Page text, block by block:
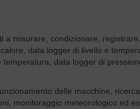
misurare, condizionare,
data logger di livello e
data logger di
delle macchine,
monitoraggio meteorologico ed